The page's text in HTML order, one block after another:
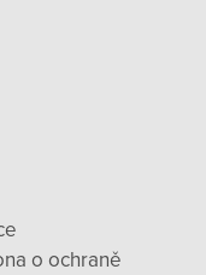
o ochraně